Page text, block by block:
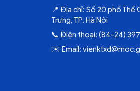
📍 Địa chỉ: Số 20 phố Thể
Trưng, TP. Hà Nội
📞 Điện thoại: (84-24)
✉️ Email: